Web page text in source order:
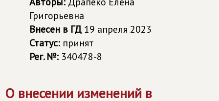
Григорьевна
Внесен в ГД 19 апреля 2023
Статус: принят
Рег. №: 340478-8
О внесении изменений в